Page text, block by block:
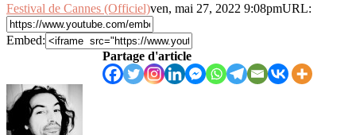
Festival de Cannes (Officiel)ven, mai 27, 2022 9:08pmURL:
Embed:
Partage d'article